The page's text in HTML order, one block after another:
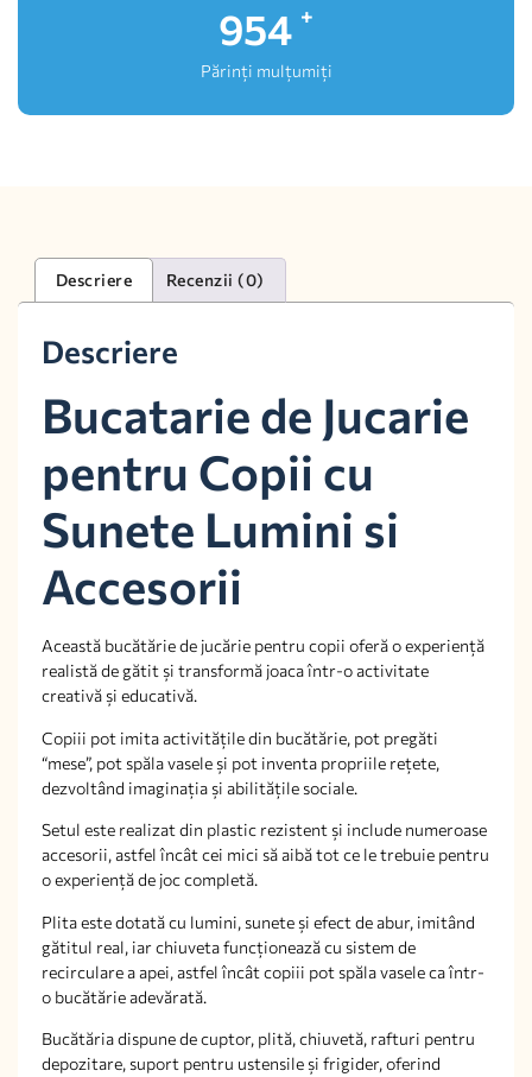
1,000
Părinți mulțumiți
Descriere Recenzii (0)
Descriere
Bucatarie de Jucarie
pentru Copii cu
Sunete Lumini si
Accesorii
Această bucătărie de jucărie pentru copii oferă o experiență
realistă de gătit și transformă joaca într-o activitate
creativă și educativă.
Copiii pot imita activitățile din bucătărie, pot pregăti
“mese”, pot spăla vasele și pot inventa propriile rețete,
dezvoltând imaginația și abilitățile sociale.
Setul este realizat din plastic rezistent și include numeroase
accesorii, astfel încât cei mici să aibă tot ce le trebuie pentru
o experiență de joc completă.
Plita este dotată cu lumini, sunete și efect de abur, imitând
gătitul real, iar chiuveta funcționează cu sistem de
recirculare a apei, astfel încât copiii pot spăla vasele ca într-
o bucătărie adevărată.
Bucătăria dispune de cuptor, plită, chiuvetă, rafturi pentru
depozitare, suport pentru ustensile și frigider, oferind